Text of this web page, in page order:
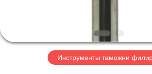
ПУТЕШЕСТВИЕ
ФАБРИКИИнструменты таможни